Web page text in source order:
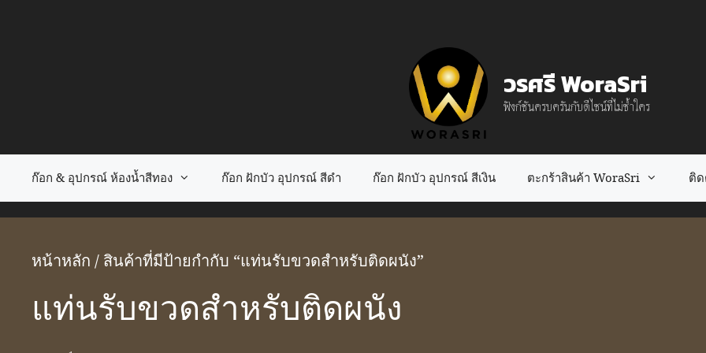
วรศรี WoraSri
ฟังก์ชันครบครันกับดีไซน์ที่ไม่ซ้ำใคร
ก๊อก & อุปกรณ์ ห้องน้ำสีทอง ก๊อก ฝักบัว อุปกรณ์ สีดำ ก๊อก ฝักบัว อุปกรณ์ สีเงิน ตะกร้าสินค้า WoraSri ติ
หน้าหลัก / สินค้าที่มีป้ายกำกับ “แท่นรับขวดสําหรับติดผนัง”
แท่นรับขวดสําหรับติดผนัง